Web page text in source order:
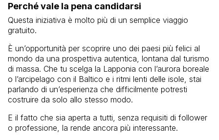
Perché vale la pena candidarsi
Questa iniziativa è molto più di un semplice viaggio
gratuito.
È un’opportunità per scoprire uno dei paesi più felici al
mondo da una prospettiva autentica, lontana dal turismo
di massa. Che tu scelga la Lapponia con l’aurora boreale
o l’arcipelago con il Baltico e i ritmi lenti delle isole, stai
parlando di un’esperienza che difficilmente potresti
costruire da solo allo stesso modo.
E il fatto che sia aperta a tutti, senza requisiti di follower
o professione, la rende ancora più interessante.